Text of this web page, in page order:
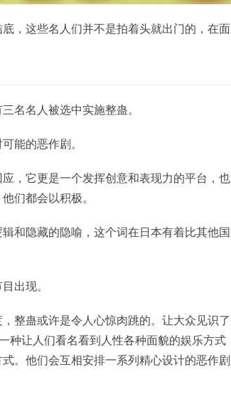
，这些名人们并不是拍着头就出门的，在
名名人被选中实施整蛊。
能的恶作剧。
，它更是一个发挥创意和表现力的平台，
们都会以积极。
和隐藏的隐喻，这个词在日本有着比其他
出现。
整蛊或许是令人心惊肉跳的。让大众见识
种让人们看名看到人性各种面貌的娱乐方式
。他们会互相安排一系列精心设计的恶作